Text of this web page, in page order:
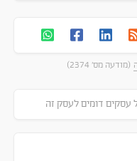
(מודעה מס' 2374)
עסקים דומים לעסק זה